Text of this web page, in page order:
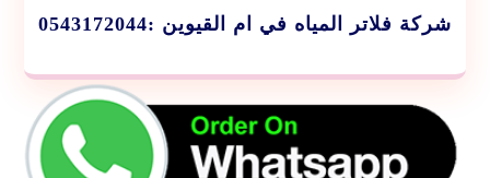
شركة فلاتر المياه في ام القيوين :0543172044